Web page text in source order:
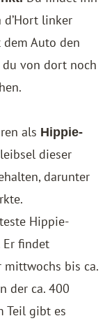
linker
dem Auto den
von dort noch
als Hippie-
dieser
darunter
Hippie-
Er findet
bis ca.
der ca. 400
Teil gibt es